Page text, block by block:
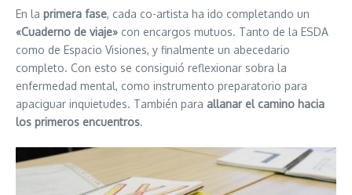
En la primera fase, cada co-artista ha ido completando un
«Cuaderno de viaje» con encargos mutuos. Tanto de la ESDA
como de Espacio Visiones, y finalmente un abecedario
completo. Con esto se consiguió reflexionar sobra la
enfermedad mental, como instrumento preparatorio para
apaciguar inquietudes. También para allanar el camino hacia
los primeros encuentros.